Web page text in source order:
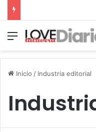
Menú
Inicio / Industria editorial